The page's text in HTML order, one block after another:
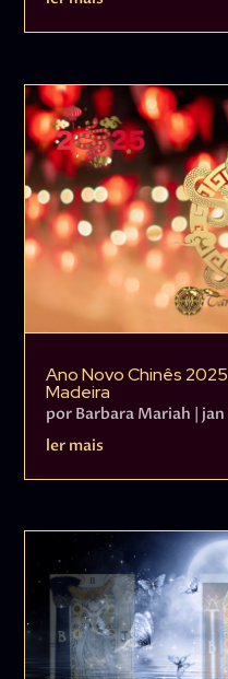
Ano Novo Chinês
Madeira
por Barbara Mariah | jan
ler mais